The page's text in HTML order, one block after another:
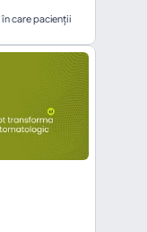
care pacienții